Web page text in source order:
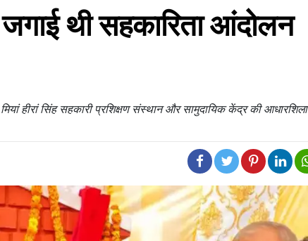
जगाई थी सहकारिता आंदोलन
हीरां सिंह सहकारी प्रशिक्षण संस्थान और सामुदायिक केंद्र की आधारशिला